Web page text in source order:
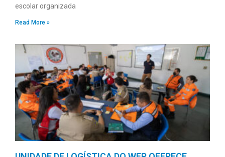
escolar organizada
Read More »